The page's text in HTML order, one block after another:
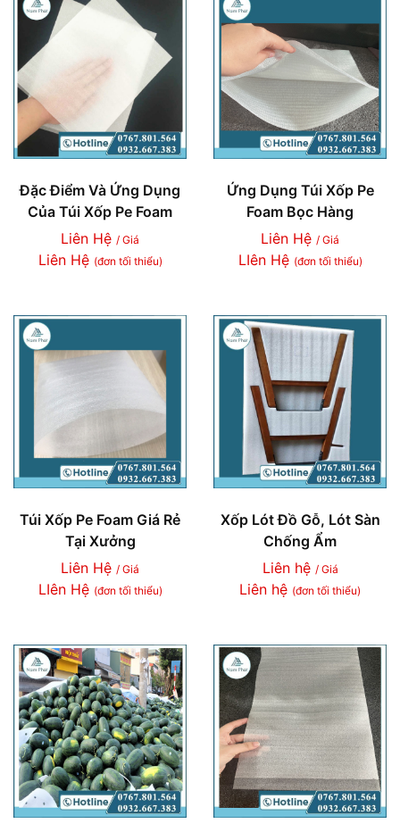
Đặc Điểm Và Ứng Dụng
Của Túi Xốp Pe Foam
Liên Hệ / Giá
Liên Hệ (đơn tối thiểu)
Ứng Dụng Túi Xốp Pe
Foam Bọc Hàng
Liên Hệ / Giá
LIên Hệ (đơn tối thiểu)
Túi Xốp Pe Foam Giá Rẻ
Tại Xưởng
Liên Hệ / Giá
LIên Hệ (đơn tối thiểu)
Xốp Lót Đồ Gỗ, Lót Sàn
Chống Ẩm
Liên hệ / Giá
Liên hệ (đơn tối thiểu)